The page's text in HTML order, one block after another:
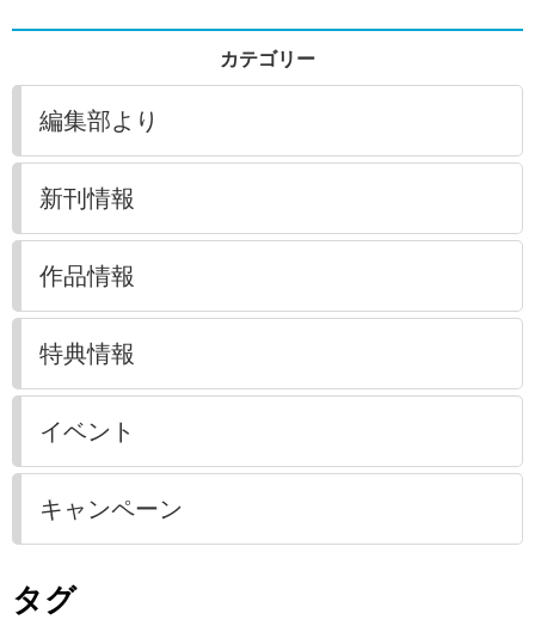
カテゴリー
編集部より
新刊情報
作品情報
特典情報
イベント
キャンペーン
タグ